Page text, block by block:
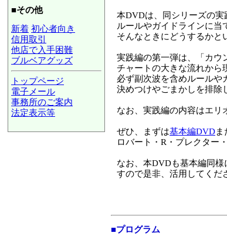
■その他
新着 初心者向き
信用取引
他店で入手困難
ブルベアグッズ
トップページ
電子メール
事務所のご案内
法定表示等
本DVDは、同シリーズの実
ルールやガイドラインに当
そんなときにどうするかと
実践編の第一弾は、「カウ
チャートの大きな流れから
必ず副次波を含めルールや
決めつけやごまかしを排除
なお、実践編の内容はエリ
ぜひ、まずは基本編DVDま
ロバート・R・プレクター
なお、本DVDも基本編同
すので是非、活用してくだ
■プログラム